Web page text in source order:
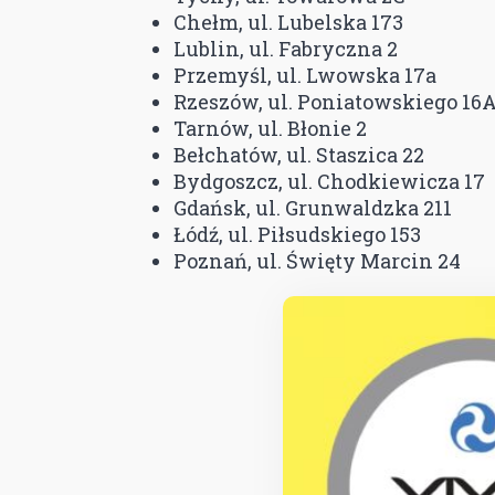
Chełm, ul. Lubelska 173
Lublin, ul. Fabryczna 2
Przemyśl, ul. Lwowska 17a
Rzeszów, ul. Poniatowskiego
Tarnów, ul. Błonie 2
Bełchatów, ul. Staszica 22
Bydgoszcz, ul. Chodkiewicza 17
Gdańsk, ul. Grunwaldzka 211
Łódź, ul. Piłsudskiego 153
Poznań, ul. Święty Marcin 24